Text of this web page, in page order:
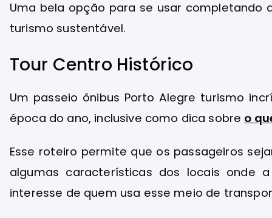
Uma bela opção para se usar completando
turismo sustentável.
Tour Centro Histórico
Um passeio ônibus Porto Alegre turismo
época do ano, inclusive como dica sobre o
Esse roteiro permite que os passageiros
algumas características dos locais onde
interesse de quem usa esse meio de